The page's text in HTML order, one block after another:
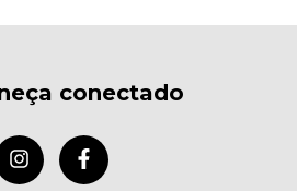
conectado